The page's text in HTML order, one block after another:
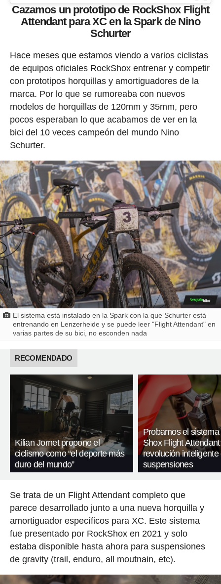
Cazamos un prototipo de RockShox Flight
Attendant para XC en la Spark de Nino
Schurter
Hace meses que estamos viendo a varios ciclistas
de equipos oficiales RockShox entrenar y competir
con prototipos horquillas y amortiguadores de la
marca. Por lo que se rumoreaba con nuevos
modelos de horquillas de 120mm y 35mm, pero
pocos esperaban lo que acabamos de ver en la
bici del 10 veces campeón del mundo Nino
Schurter.
El sistema está instalado en la Spark con la que Schurter está
entrenando en Lenzerheide y se puede leer "Flight Attendant" en
varias partes de su bici, no esconden nada
RECOMENDADO
Kilian Jornet propone el
ciclismo como “el deporte más
duro del mundo”
Probamos el
Shox Flight
revolución inteligente
suspensiones
Se trata de un Flight Attendant completo que
parece desarrollado junto a una nueva horquilla y
amortiguador específicos para XC. Este sistema
fue presentado por RockShox en 2021 y solo
estaba disponible hasta ahora para suspensiones
de gravity (trail, enduro, all moutnain, etc).